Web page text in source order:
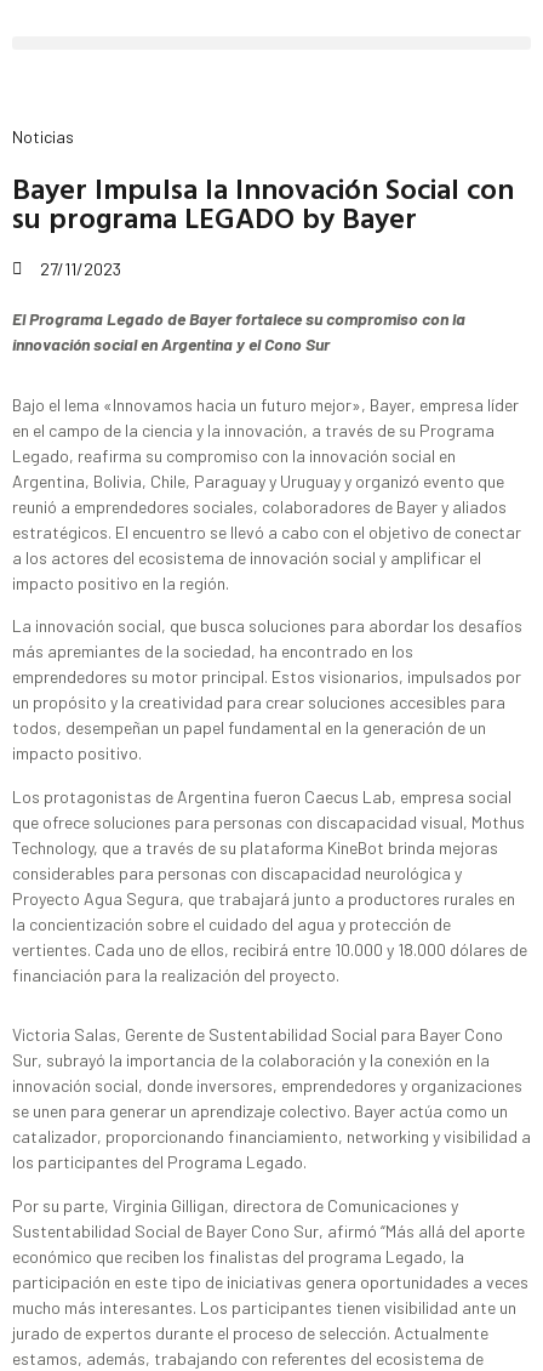
Noticias
Bayer Impulsa la Innovación Social con
su programa LEGADO by Bayer
27/11/2023
El Programa Legado de Bayer fortalece su compromiso con la
innovación social en Argentina y el Cono Sur
Bajo el lema «Innovamos hacia un futuro mejor», Bayer, empresa líder
en el campo de la ciencia y la innovación, a través de su Programa
Legado, reafirma su compromiso con la innovación social en
Argentina, Bolivia, Chile, Paraguay y Uruguay y organizó evento que
reunió a emprendedores sociales, colaboradores de Bayer y aliados
estratégicos. El encuentro se llevó a cabo con el objetivo de conectar
a los actores del ecosistema de innovación social y amplificar el
impacto positivo en la región.
La innovación social, que busca soluciones para abordar los desafíos
más apremiantes de la sociedad, ha encontrado en los
emprendedores su motor principal. Estos visionarios, impulsados por
un propósito y la creatividad para crear soluciones accesibles para
todos, desempeñan un papel fundamental en la generación de un
impacto positivo.
Los protagonistas de Argentina fueron Caecus Lab, empresa social
que ofrece soluciones para personas con discapacidad visual, Mothus
Technology, que a través de su plataforma KineBot brinda mejoras
considerables para personas con discapacidad neurológica y
Proyecto Agua Segura, que trabajará junto a productores rurales en
la concientización sobre el cuidado del agua y protección de
vertientes. Cada uno de ellos, recibirá entre 10.000 y 18.000 dólares de
financiación para la realización del proyecto.
Victoria Salas, Gerente de Sustentabilidad Social para Bayer Cono
Sur, subrayó la importancia de la colaboración y la conexión en la
innovación social, donde inversores, emprendedores y organizaciones
se unen para generar un aprendizaje colectivo. Bayer actúa como un
catalizador, proporcionando financiamiento, networking y visibilidad a
los participantes del Programa Legado.
Por su parte, Virginia Gilligan, directora de Comunicaciones y
Sustentabilidad Social de Bayer Cono Sur, afirmó “Más allá del aporte
económico que reciben los finalistas del programa Legado, la
participación en este tipo de iniciativas genera oportunidades a veces
mucho más interesantes. Los participantes tienen visibilidad ante un
jurado de expertos durante el proceso de selección. Actualmente
estamos, además, trabajando con referentes del ecosistema de